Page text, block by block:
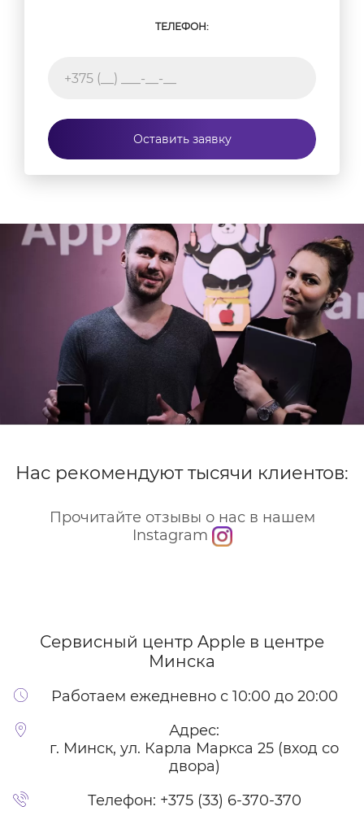
ТЕЛЕФОН:
Оставить заявку
Нас рекомендуют тысячи клиентов:
Прочитайте отзывы о нас в нашем
Instagram
Сервисный центр Apple в центре
Минска
Работаем ежедневно с 10:00 до 20:00
Адрес:
г. Минск, ул. Карла Маркса 25 (вход со
двора)
Телефон: +375 (33) 6-370-370